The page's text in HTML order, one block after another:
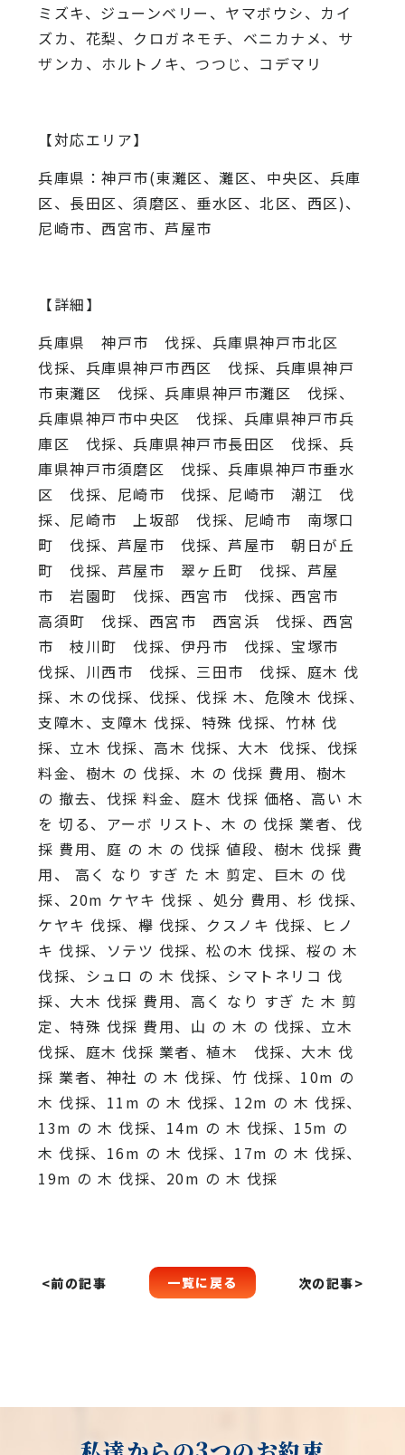
ミズキ、ジューンベリー、ヤマボウシ、カイ
ズカ、 花梨、クロガネモチ、ベニカナメ、サ
ザンカ、ホルトノキ、 つつじ、コデマリ
【対応エリア】
兵庫県：神戸市(東灘区、灘区、中央区、兵庫
区、長田区、須磨区、垂水区、北区、西区)、
尼崎市、西宮市、芦屋市
【詳細】
兵庫県 神戸市 伐採、兵庫県神戸市北区
伐採、兵庫県神戸市西区 伐採、兵庫県神戸
市東灘区 伐採、兵庫県神戸市灘区 伐採、
兵庫県神戸市中央区 伐採、兵庫県神戸市兵
庫区 伐採、兵庫県神戸市長田区 伐採、兵
庫県神戸市須磨区 伐採、兵庫県神戸市垂水
区 伐採、尼崎市 伐採、尼崎市 潮江 伐
採、尼崎市 上坂部 伐採、尼崎市 南塚口
町 伐採、芦屋市 伐採、芦屋市 朝日が丘
町 伐採、芦屋市 翠ヶ丘町 伐採、芦屋
市 岩園町 伐採、西宮市 伐採、西宮市
高須町 伐採、西宮市 西宮浜 伐採、西宮
市 枝川町 伐採、伊丹市 伐採、宝塚市
伐採、川西市 伐採、三田市 伐採、庭木 伐
採、木の伐採、伐採、伐採 木、危険木 伐採、
支障木、支障木 伐採、特殊 伐採、竹林 伐
採、立木 伐採、高木 伐採、大木 伐採、伐採
料金、樹木 の 伐採、木 の 伐採 費用、樹木
の 撤去、伐採 料金、庭木 伐採 価格、高い 木
を 切る、アーボ リスト、木 の 伐採 業者、伐
採 費用、庭 の 木 の 伐採 値段、樹木 伐採 費
用、 高く なり すぎ た 木 剪定、巨木 の 伐
採、20m ケヤキ 伐採 、処分 費用、杉 伐採、
ケヤキ 伐採、欅 伐採、クスノキ 伐採、ヒノ
キ 伐採、ソテツ 伐採、松の木 伐採、桜の 木
伐採、シュロ の 木 伐採、シマトネリコ 伐
採、大木 伐採 費用、高く なり すぎ た 木 剪
定、特殊 伐採 費用、山 の 木 の 伐採、立木
伐採、庭木 伐採 業者、植木 伐採、大木 伐
採 業者、神社 の 木 伐採、竹 伐採、10m の
木 伐採、11m の 木 伐採、12m の 木 伐採、
13m の 木 伐採、14m の 木 伐採、15m の
木 伐採、16m の 木 伐採、17m の 木 伐採、
19m の 木 伐採、20m の 木 伐採
<前の記事 一覧に戻る 次の記事>